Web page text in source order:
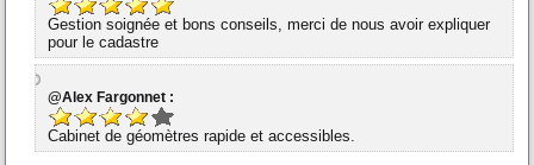
Gestion soignée et bons conseils, merci de nous avoir expliquer
pour le cadastre
@Alex Fargonnet :
Cabinet de géomètres rapide et accessibles.